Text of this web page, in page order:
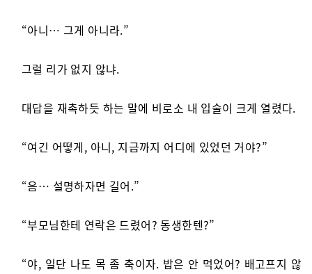
“아니… 그게 아니라.”
그럴 리가 없지 않냐.
대답을 재촉하듯 하는 말에 비로소 내 입술이 크게 열렸다.
“여긴 어떻게, 아니, 지금까지 어디에 있었던 거야?”
“음… 설명하자면 길어.”
“부모님한테 연락은 드렸어? 동생한텐?”
“야, 일단 나도 목 좀 축이자. 밥은 안 먹었어? 배고프지 않